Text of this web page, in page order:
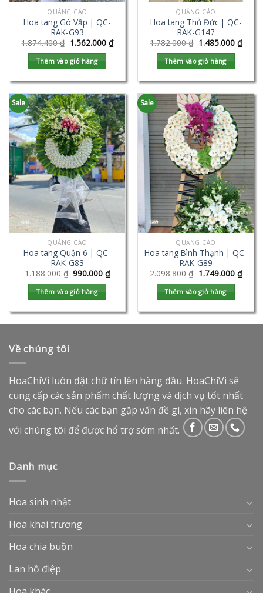
QUẢNG CÁO
Hoa tang Gò Vấp | QC-
RAK-G93
1.874.400₫ 1.562.000 ₫
Thêm vào giỏ hàng
QUẢNG CÁO
Hoa tang Thủ Đức | QC-
RAK-G147
1.782.000₫ 1.485.000 ₫
Thêm vào giỏ hàng
Sale
QUẢNG CÁO
Hoa tang Quận 6 | QC-
RAK-G83
1.188.000₫ 990.000₫
Thêm vào giỏ hàng
Sale
QUẢNG CÁO
Hoa tang Bình Thạnh | QC-
RAK-G89
2.098.800₫ 1.749.000 ₫
Thêm vào giỏ hàng
Về chúng tôi
HoaChiVi luôn đặt chữ tín lên hàng đầu. HoaChiVi sẽ
cung cấp các sản phẩm chất lượng và dịch vụ tốt nhất
cho các bạn. Nếu các bạn gặp vấn đề gì, xin hãy liên hệ
với chúng tôi để được hổ trợ sớm nhất.
Danh mục
Hoa sinh nhật
Hoa khai trương
Hoa chia buồn
Lan hồ điệp